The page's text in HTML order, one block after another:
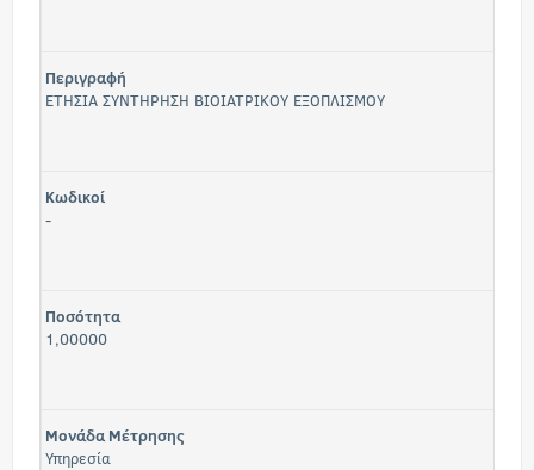
Περιγραφή
ΕΤΗΣΙΑ ΣΥΝΤΗΡΗΣΗ ΒΙΟΙΑΤΡΙΚΟΥ ΕΞΟΠΛΙΣΜΟΥ
Κωδικοί
-
Ποσότητα
1,00000
Μονάδα Μέτρησης
Υπηρεσία